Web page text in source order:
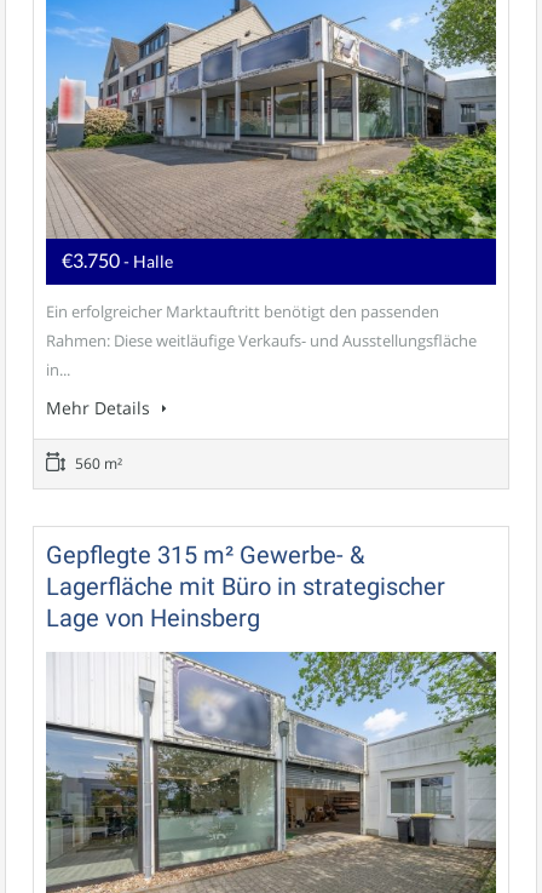
€3.750- Halle
Ein erfolgreicher Marktauftritt benötigt den passenden
Rahmen: Diese weitläufige Verkaufs- und Ausstellungsfläche
in...
Mehr Details
560 m²
Gepflegte 315 m² Gewerbe- &
Lagerfläche mit Büro in strategischer
Lage von Heinsberg